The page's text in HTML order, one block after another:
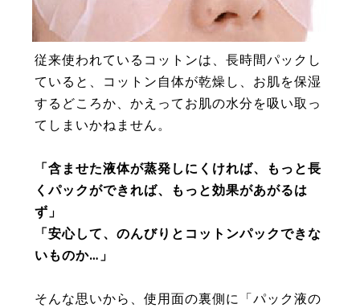
従来使われているコットンは、長時間パックし
ていると、コットン自体が乾燥し、お肌を保湿
するどころか、かえってお肌の水分を吸い取っ
てしまいかねません。
「含ませた液体が蒸発しにくければ、もっと長
くパックができれば、もっと効果があがるは
ず」
「安心して、のんびりとコットンパックできな
いものか…」
そんな思いから、使用面の裏側に「パック液の